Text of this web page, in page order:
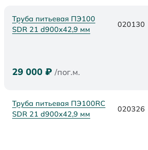
Труба питьевая ПЭ100
SDR 21 d900х42,9 мм
020130
29 000 ₽ /пог.м.
Труба питьевая ПЭ100RC
SDR 21 d900х42,9 мм
020326